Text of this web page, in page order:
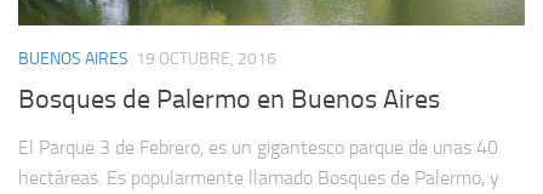
BUENOS AIRES 19 OCTUBRE, 2016
Bosques de Palermo en Buenos Aires
El Parque 3 de Febrero, es un gigantesco parque de unas 40
hectáreas. Es popularmente llamado Bosques de Palermo, y